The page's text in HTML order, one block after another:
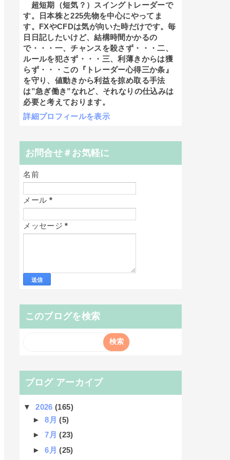
超短期（短気？）スイングトレーダーで
す。日本株と225先物を中心にやってま
す。FXやCFDは気が向いた時だけです。毎
日日記したいけど、結構時間かかるの
で・・・一、チャンスを殺さず・・・二、
ルールを犯さず・・・三、利薄きからは獲
らず・・・この『トレーダー心得三か条』
を守り、値動きから利益を掠め取る手法
は”急ぎ働き”なれど、それなりの仕込みは
必要と考えております。
詳細プロフィールを表示
お問合せ＃お気軽に
名前
メール *
メッセージ*
このブログを検索
ブログ アーカイブ
▼2026(165)
►8月(5)
►7月(23)
►6月(25)